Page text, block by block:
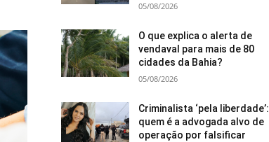
05/08/2026
O que explica o alerta de
vendaval para mais de 80
cidades da Bahia?
05/08/2026
Criminalista ‘pela liberdade’:
quem é a advogada alvo de
operação por falsificar